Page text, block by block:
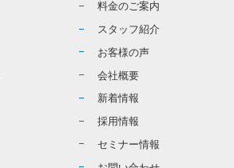
料金のご案内
スタッフ紹介
お客様の声
会社概要
新着情報
採用情報
セミナー情報